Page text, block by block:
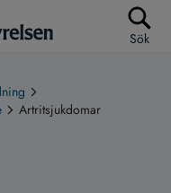
Sök
Artritsjukdomar